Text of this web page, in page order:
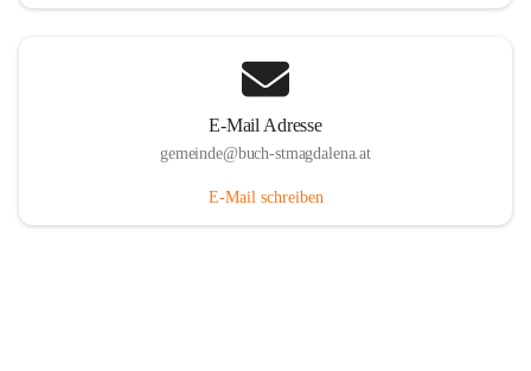
E-Mail Adresse
gemeinde@buch-stmagdalena.at
E-Mail schreiben